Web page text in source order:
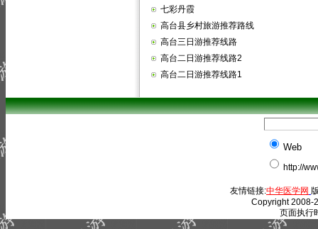
七彩丹霞
高台县乡村旅游推荐路线
高台三日游推荐线路
高台二日游推荐线路2
高台二日游推荐线路1
Web
http://
友情链接:中华医学网
Copyright 2008-
页面执行